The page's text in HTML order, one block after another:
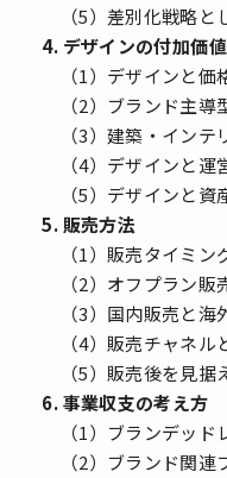
（5）差別化戦略と
4. デザインの付加価値
（1）デザインと価
（2）ブランド主導
（3）建築・インテ
（4）デザインと運
（5）デザインと資
5. 販売方法
（1）販売タイミン
（2）オフプラン販
（3）国内販売と海
（4）販売チャネル
（5）販売後を見据
6. 事業収支の考え方
（1）ブランデッド
（2）ブランド関連